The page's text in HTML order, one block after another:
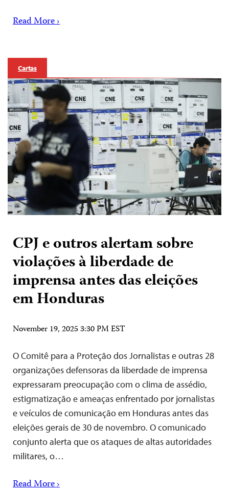
Read More ›
Cartas
CPJ e outros alertam sobre
violações à liberdade de
imprensa antes das eleições
em Honduras
November 19, 2025 3:30 PM EST
O Comitê para a Proteção dos Jornalistas e outras 28
organizações defensoras da liberdade de imprensa
expressaram preocupação com o clima de assédio,
estigmatização e ameaças enfrentado por jornalistas
e veículos de comunicação em Honduras antes das
eleições gerais de 30 de novembro. O comunicado
conjunto alerta que os ataques de altas autoridades
militares, o…
Read More ›